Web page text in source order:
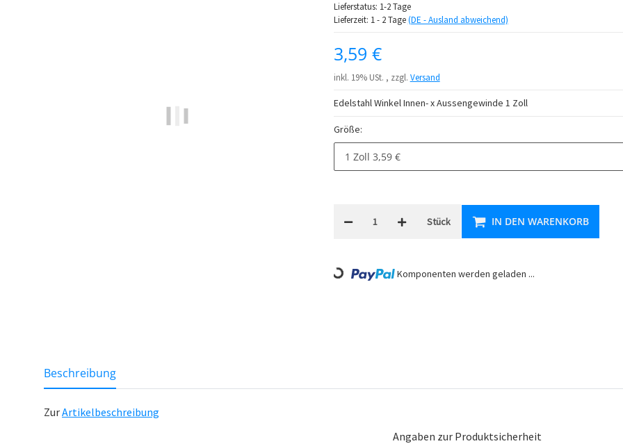
Lieferstatus: 1-2 Tage
Lieferzeit: 1 - 2 Tage(DE - Ausland abweichend)
3,59 €
inkl. 19% USt. , zzgl. Versand
Edelstahl Winkel Innen- x Aussengewinde 1 Zoll
Größe:
1 Zoll 3,59 €
Stück IN DEN WARENKORB
Loading... Komponenten werden geladen ...
weitere Registerkarten anzeigen
Beschreibung
ZurArtikelbeschreibung
Angaben zur Produktsicherheit